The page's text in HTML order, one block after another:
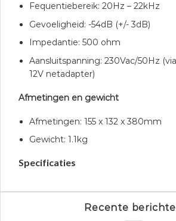
Fequentiebereik: 20Hz – 22kHz
Gevoeligheid: -54dB (+/- 3dB)
Impedantie: 500 ohm
Aansluitspanning: 230Vac/50Hz
12V netadapter)
Afmetingen en gewicht
Afmetingen: 155 x 132 x 380mm
Gewicht: 1.1kg
Specificaties
Recente